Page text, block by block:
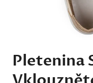
Pletenina